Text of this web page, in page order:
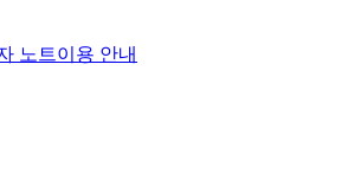
노트이용 안내